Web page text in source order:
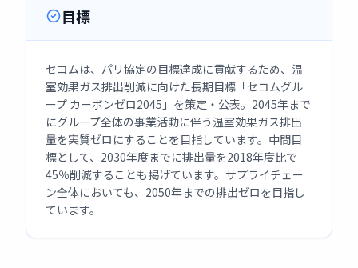
目標
セコムは、パリ協定の目標達成に貢献するため、温
室効果ガス排出削減に向けた長期目標「セコムグル
ープ カーボンゼロ2045」を策定・公表。2045年まで
にグループ全体の事業活動に伴う温室効果ガス排出
量を実質ゼロにすることを目指しています。中間目
標として、2030年度までに排出量を2018年度比で
45％削減することも掲げています。サプライチェー
ン全体においても、2050年までの排出ゼロを目指し
ています。